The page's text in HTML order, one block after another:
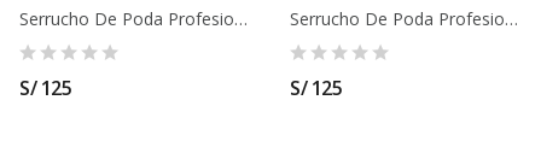
Serrucho De Poda Profesional ALTUNA - J422
S/ 125
Serrucho De Poda Profesional ALTUNA - J425
S/ 125